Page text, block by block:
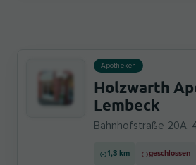
Apotheken
Holzwarth
Lembeck
Bahnhofstraße 20A,
1,3 km geschlossen